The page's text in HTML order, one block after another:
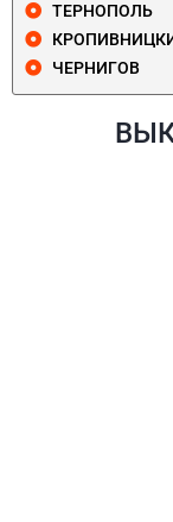
ТЕРНОПОЛЬ
ЧЕРНИГОВ